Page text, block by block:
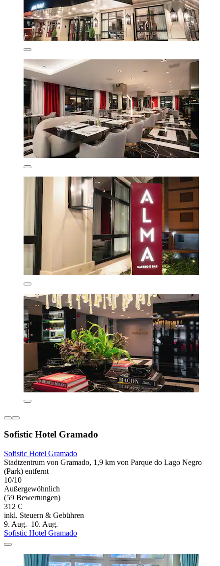
Sofistic Hotel Gramado
Sofistic Hotel Gramado
Stadtzentrum von Gramado, 1,9 km von Parque do Lago Negro
(Park) entfernt
10/10
Außergewöhnlich
(59 Bewertungen)
312 €
inkl. Steuern & Gebühren
9. Aug.–10. Aug.
Sofistic Hotel Gramado